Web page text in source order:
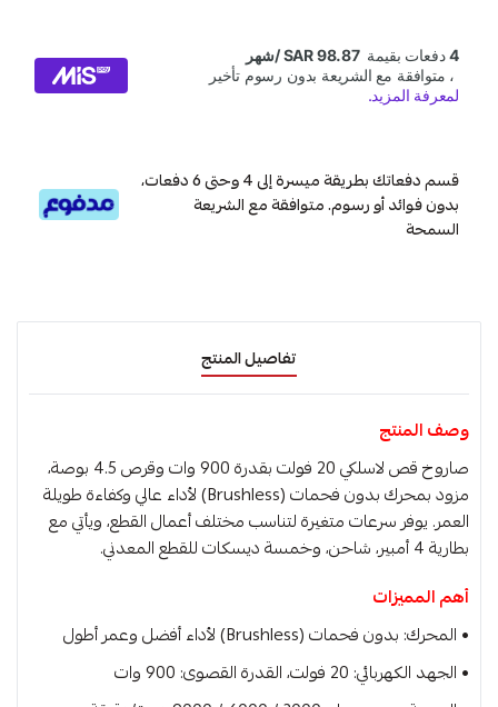
قسم دفعاتك بطريقة ميسرة إلى 4 وحتى 6 دفعات،
بدون فوائد أو رسوم. متوافقة مع الشريعة
السمحة
تفاصيل المنتج
وصف المنتج
صاروخ قص لاسلكي 20 فولت بقدرة 900 وات وقرص 4.5 بوصة،
مزود بمحرك بدون فحمات (Brushless) لأداء عالي وكفاءة طويلة
العمر. يوفر سرعات متغيرة لتناسب مختلف أعمال القطع، ويأتي مع
بطارية 4 أمبير، شاحن، وخمسة ديسكات للقطع المعدني.
أهم المميزات
• المحرك: بدون فحمات (Brushless) لأداء أفضل وعمر أطول
• الجهد الكهربائي: 20 فولت، القدرة القصوى: 900 وات